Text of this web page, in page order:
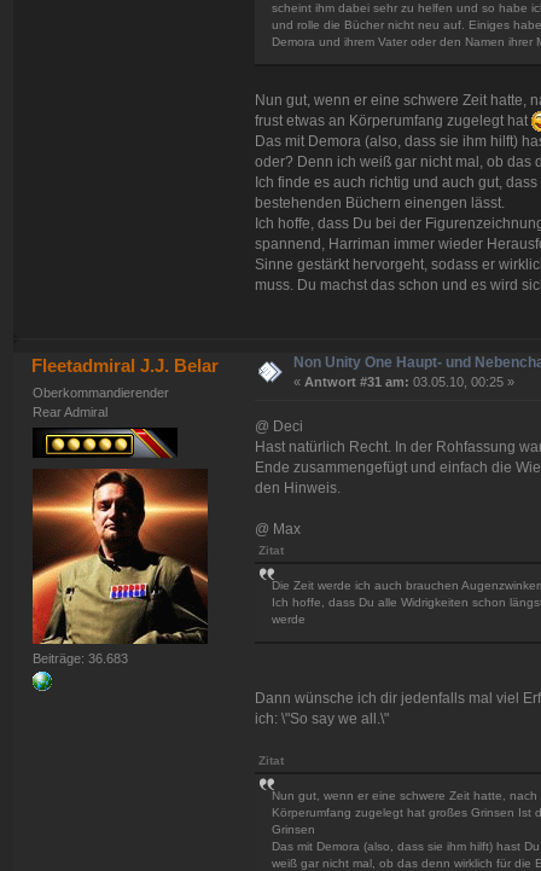
scheint ihm dabei sehr zu helfen und so habe
und rolle die Bücher nicht neu auf. Einiges
Demora und ihrem Vater oder den Namen
Nun gut, wenn er eine schwere Zeit hatte,
frust etwas an Körperumfang zugelegt hat
Das mit Demora (also, dass sie ihm hilft)
oder? Denn ich weiß gar nicht mal, ob das
Ich finde es auch richtig und auch gut,
bestehenden Büchern einengen lässt.
Ich hoffe, dass Du bei der
spannend, Harriman immer wieder
Sinne gestärkt hervorgeht, sodass er
muss. Du machst das schon und es wird
Fleetadmiral J.J. Belar
Oberkommandierender
Rear Admiral
Beiträge: 36.683
Non Unity One Haupt- und
« Antwort #31 am: 03.05.10, 00:25 »
@ Deci
Hast natürlich Recht. In der Rohfassung
Ende zusammengefügt und einfach die
den Hinweis.
@ Max
Zitat
Die Zeit werde ich auch brauchen
Ich hoffe, dass Du alle Widrigkeiten schon
werde
Dann wünsche ich dir jedenfalls mal viel
ich: \"So say we all.\"
Zitat
Nun gut, wenn er eine schwere Zeit hatte,
Körperumfang zugelegt hat großes Grinsen Ist
Grinsen
Das mit Demora (also, dass sie ihm hilft) hast
weiß gar nicht mal, ob das denn wirklich für die